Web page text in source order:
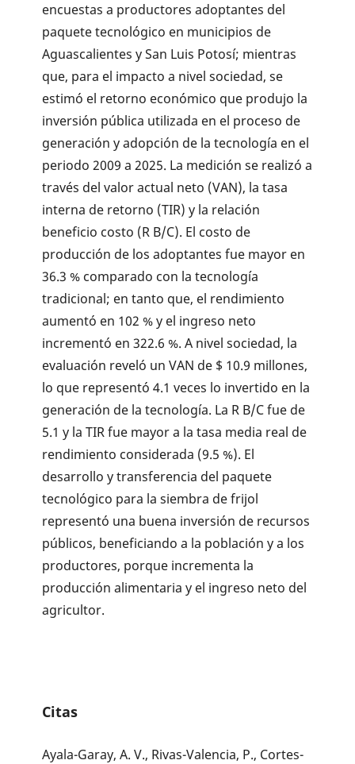
encuestas a productores adoptantes del
paquete tecnológico en municipios de
Aguascalientes y San Luis Potosí; mientras
que, para el impacto a nivel sociedad, se
estimó el retorno económico que produjo la
inversión pública utilizada en el proceso de
generación y adopción de la tecnología en el
periodo 2009 a 2025. La medición se realizó a
través del valor actual neto (VAN), la tasa
interna de retorno (TIR) y la relación
beneficio costo (R B/C). El costo de
producción de los adoptantes fue mayor en
36.3 % comparado con la tecnología
tradicional; en tanto que, el rendimiento
aumentó en 102 % y el ingreso neto
incrementó en 322.6 %. A nivel sociedad, la
evaluación reveló un VAN de $ 10.9 millones,
lo que representó 4.1 veces lo invertido en la
generación de la tecnología. La R B/C fue de
5.1 y la TIR fue mayor a la tasa media real de
rendimiento considerada (9.5 %). El
desarrollo y transferencia del paquete
tecnológico para la siembra de frijol
representó una buena inversión de recursos
públicos, beneficiando a la población y a los
productores, porque incrementa la
producción alimentaria y el ingreso neto del
agricultor.
Citas
Ayala-Garay, A. V., Rivas-Valencia, P., Cortes-